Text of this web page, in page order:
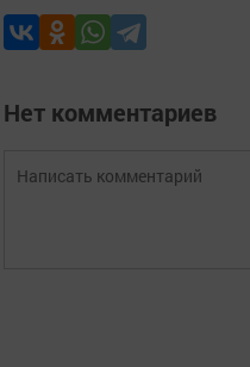
Нет комментариев